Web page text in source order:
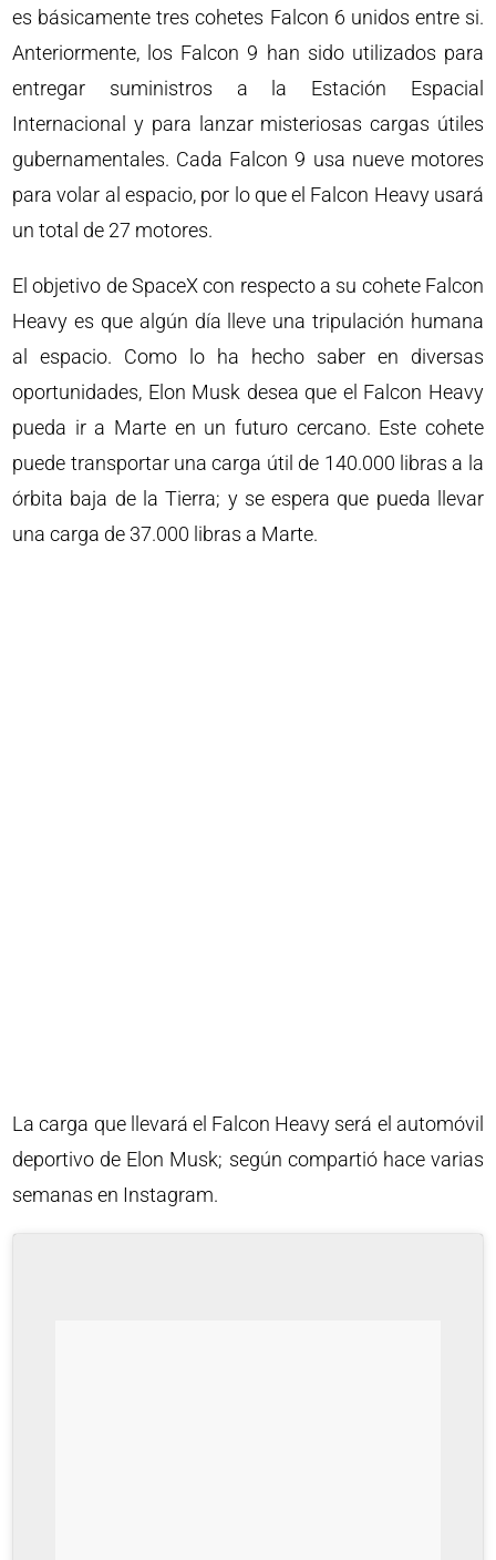
es básicamente tres cohetes Falcon 6 unidos entre si.
Anteriormente, los Falcon 9 han sido utilizados para
entregar suministros a la Estación Espacial
Internacional y para lanzar misteriosas cargas útiles
gubernamentales. Cada Falcon 9 usa nueve motores
para volar al espacio, por lo que el Falcon Heavy usará
un total de 27 motores.
El objetivo de SpaceX con respecto a su cohete Falcon
Heavy es que algún día lleve una tripulación humana
al espacio. Como lo ha hecho saber en diversas
oportunidades, Elon Musk desea que el Falcon Heavy
pueda ir a Marte en un futuro cercano. Este cohete
puede transportar una carga útil de 140.000 libras a la
órbita baja de la Tierra; y se espera que pueda llevar
una carga de 37.000 libras a Marte.
La carga que llevará el Falcon Heavy será el automóvil
deportivo de Elon Musk; según compartió hace varias
semanas en Instagram.